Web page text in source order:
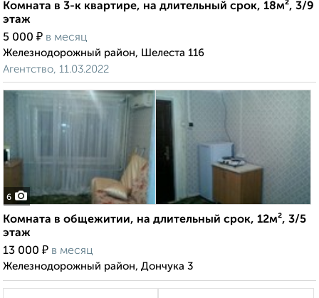
Комната в 3-к квартире, на длительный срок, 18м², 3/9
этаж
5 000 ₽ в месяц
Железнодорожный район, Шелеста 116
Агентство, 11.03.2022
6
Комната в общежитии, на длительный срок, 12м², 3/5
этаж
13 000 ₽ в месяц
Железнодорожный район, Дончука 3